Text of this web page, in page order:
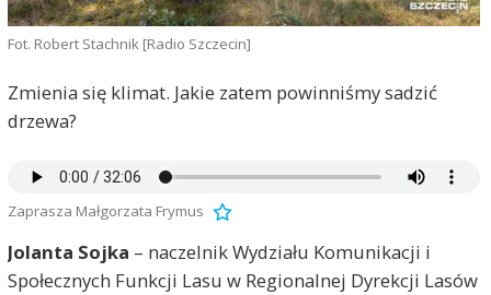
Fot. Robert Stachnik [Radio Szczecin]
Zmienia się klimat. Jakie zatem powinniśmy sadzić
drzewa?
Zaprasza Małgorzata Frymus
Jolanta Sojka – naczelnik Wydziału Komunikacji i
Społecznych Funkcji Lasu w Regionalnej Dyrekcji Lasów